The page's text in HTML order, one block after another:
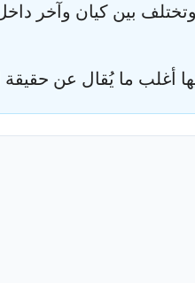
بين كيان وآخر
أغلب ما يُقال عن حقيقة